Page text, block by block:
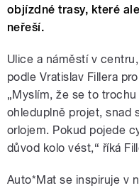
objízdné trasy, které
neřeší.
Ulice a náměstí v
podle Vratislav Fillera
„Myslím, že se to
ohleduplně projet, snad
orlojem. Pokud pojede
důvod kolo vést,“ říká
Auto*Mat se inspiruje v